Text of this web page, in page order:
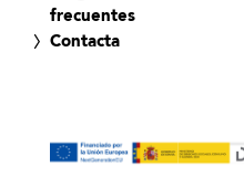
frecuentes
Contacta